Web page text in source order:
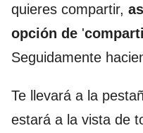
quieres compartir,
opción de '
Seguidamente
Te llevará a la
estará a la vista de